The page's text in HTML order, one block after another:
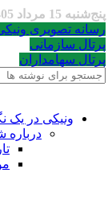
پنج‌شنبه 15 مرداد 1405 6:07 ق.ظ
رسانه تصویری
پرتال سازمانی
پرتال سهامداران
ونیکی در یک